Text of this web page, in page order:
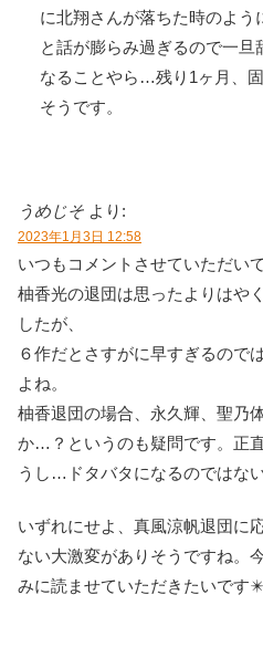
に北翔さんが落ちた時のよう
と話が膨らみ過ぎるので一旦
なることやら…残り1ヶ月、
そうです。
うめじそ より:
2023年1月3日 12:58
いつもコメントさせていただい
柚香光の退団は思ったよりはや
したが、
６作だとさすがに早すぎるので
よね。
柚香退団の場合、永久輝、聖乃
か…？というのも疑問です。正
うし…ドタバタになるのではな
いずれにせよ、真風涼帆退団に
ない大激変がありそうですね。
みに読ませていただきたいです✴️